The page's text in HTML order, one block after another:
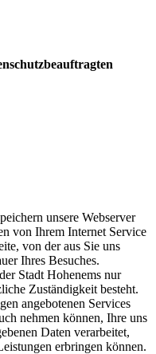
unsere Webserver
von Ihrem Internet Service
von der aus Sie uns
Ihres Besuches.
Stadt Hohenems nur
Zuständigkeit besteht.
angebotenen Services
nehmen können, Ihre uns
Daten verarbeitet,
erbringen können.